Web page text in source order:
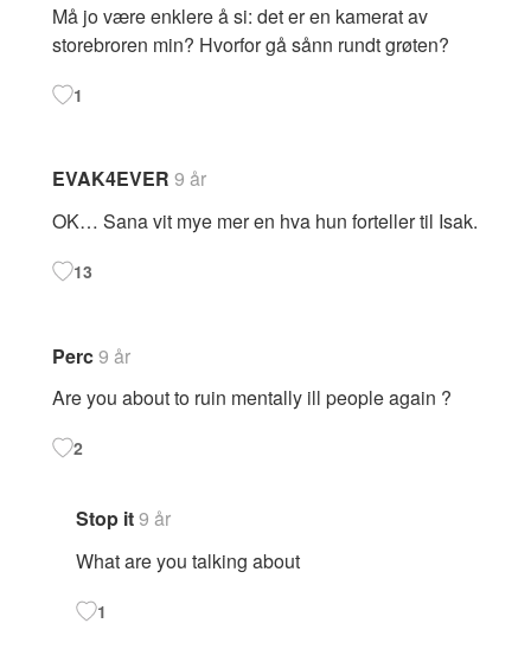
Må jo være enklere å si: det er en kamerat av
storebroren min? Hvorfor gå sånn rundt grøten?
1
EVAK4EVER 9 år
OK… Sana vit mye mer en hva hun forteller til Isak.
13
Perc9 år
Are you about to ruin mentally ill people again ?
2
Stop it9 år
What are you talking about
1